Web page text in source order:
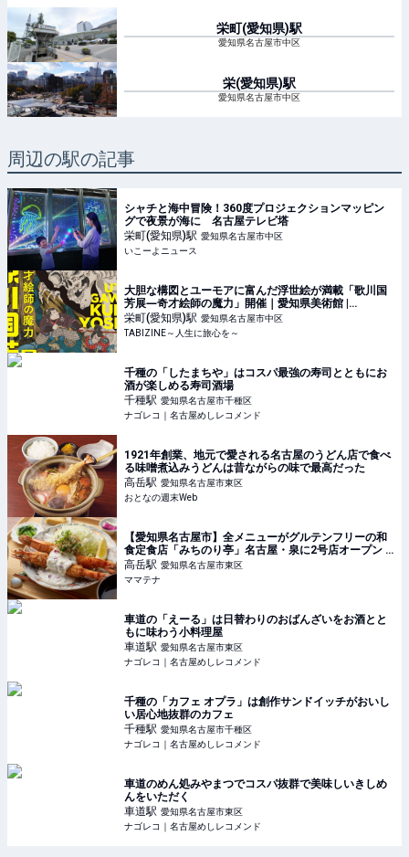
栄町(愛知県)駅
愛知県名古屋市中区
栄(愛知県)駅
愛知県名古屋市中区
周辺の駅の記事
シャチと海中冒険！360度プロジェクションマッピン
グで夜景が海に 名古屋テレビ塔
栄町(愛知県)駅 愛知県名古屋市中区
いこーよニュース
大胆な構図とユーモアに富んだ浮世絵が満載「歌川国
芳展―奇才絵師の魔力」開催｜愛知県美術館 |
TABIZINE～人生に旅心を～
栄町(愛知県)駅 愛知県名古屋市中区
TABIZINE～人生に旅心を～
千種の「したまちや」はコスパ最強の寿司とともにお
酒が楽しめる寿司酒場
千種駅 愛知県名古屋市千種区
ナゴレコ｜名古屋めしレコメンド
1921年創業、地元で愛される名古屋のうどん店で食べ
る味噌煮込みうどんは昔ながらの味で最高だった
高岳駅 愛知県名古屋市東区
おとなの週末Web
【愛知県名古屋市】全メニューがグルテンフリーの和
食定食店「みちのり亭」名古屋・泉に2号店オープン |
ママテナ
高岳駅 愛知県名古屋市東区
ママテナ
車道の「えーる」は日替わりのおばんざいをお酒とと
もに味わう小料理屋
車道駅 愛知県名古屋市東区
ナゴレコ｜名古屋めしレコメンド
千種の「カフェ オプラ」は創作サンドイッチがおいし
い居心地抜群のカフェ
千種駅 愛知県名古屋市千種区
ナゴレコ｜名古屋めしレコメンド
車道のめん処みやまつでコスパ抜群で美味しいきしめ
んをいただく
車道駅 愛知県名古屋市東区
ナゴレコ｜名古屋めしレコメンド